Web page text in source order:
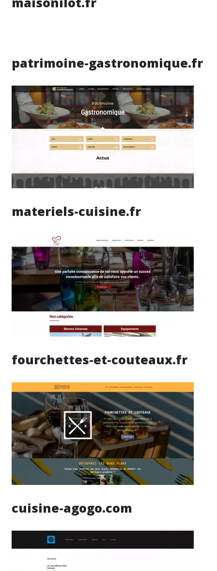
patrimoine-gastronomique.fr
materiels-cuisine.fr
fourchettes-et-couteaux.fr
cuisine-agogo.com